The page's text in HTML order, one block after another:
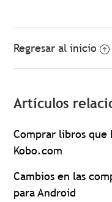
Regresar al inicio
Artículos
Comprar libros que
Kobo.com
Cambios en las
para Android